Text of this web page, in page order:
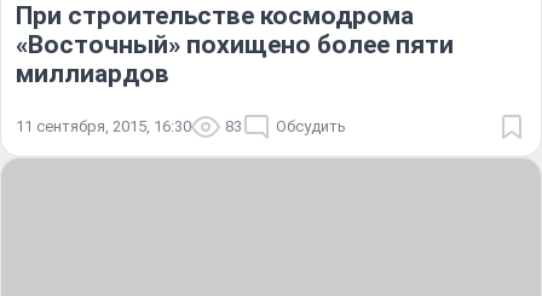
При строительстве космодрома
«Восточный» похищено более пяти
миллиардов
11 сентября, 2015, 16:30 83 Обсудить